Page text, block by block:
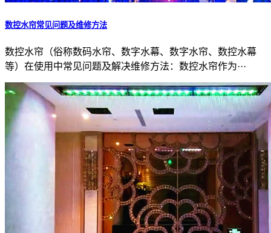
数控水帘常见问题及维修方法
数控水帘（俗称数码水帘、数字水幕、数字水帘、数控水幕
等）在使用中常见问题及解决维修方法：数控水帘作为···